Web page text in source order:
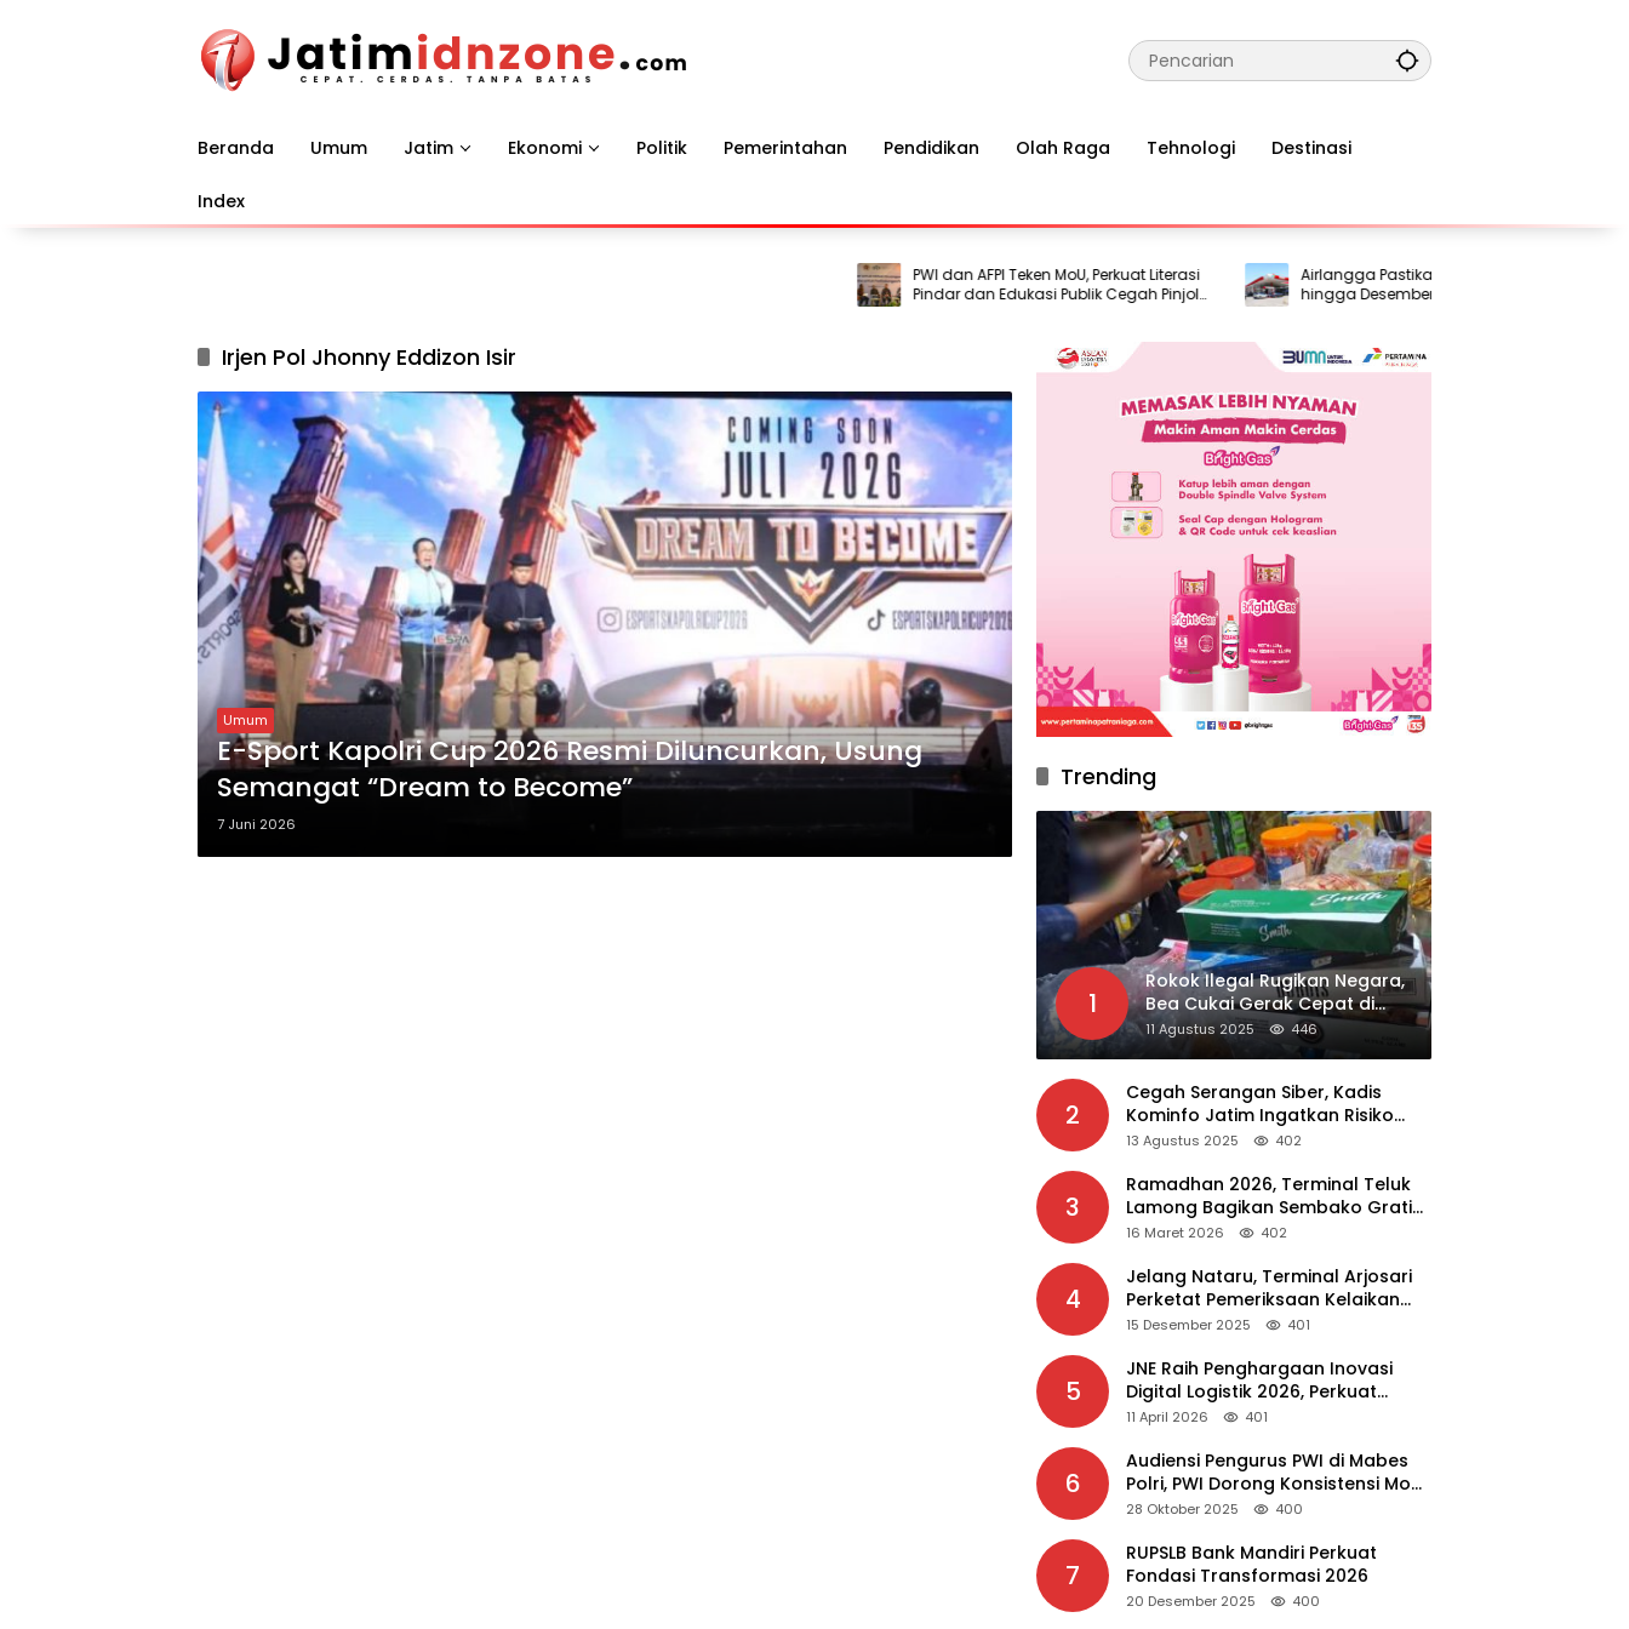
Beranda Umum Jatim Ekonomi Politik Pemerintahan Pendidikan Olah Raga Tehnologi Destinasi
Index
PWI dan AFPI Teken MoU, Perkuat Literasi
Pindar dan Edukasi Publik Cegah Pinjol
Ilegal
Airlangga Pastikan Harga Pertalite Aman
hingga Desember 2026, APBN Jadi
Penyangga di Tengah Gejolak Global
Irjen Pol Jhonny Eddizon Isir
Umum
E-Sport Kapolri Cup 2026 Resmi Diluncurkan, Usung
Semangat “Dream to Become”
7 Juni 2026
Trending
1
Rokok Ilegal Rugikan Negara,
Bea Cukai Gerak Cepat di
Giripurno
11 Agustus 2025 446
2
Cegah Serangan Siber, Kadis
Kominfo Jatim Ingatkan Risiko
Malware dari Aplikasi Bajakan
13 Agustus 2025 402
3
Ramadhan 2026, Terminal Teluk
Lamong Bagikan Sembako Gratis
dan Takjil untuk Masyarakat
16 Maret 2026 402
4
Jelang Nataru, Terminal Arjosari
Perketat Pemeriksaan Kelaikan
Bus
15 Desember 2025 401
5
JNE Raih Penghargaan Inovasi
Digital Logistik 2026, Perkuat
Transformasi Layanan
11 April 2026 401
6
Audiensi Pengurus PWI di Mabes
Polri, PWI Dorong Konsistensi MoU
Dewan Pers – Polri
28 Oktober 2025 400
7
RUPSLB Bank Mandiri Perkuat
Fondasi Transformasi 2026
20 Desember 2025 400